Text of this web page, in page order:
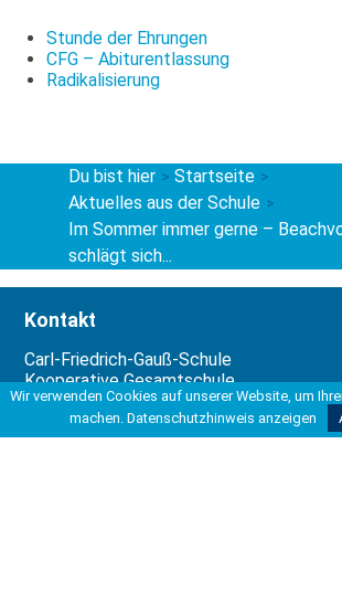
Stunde der Ehrungen
CFG – Abiturentlassung
Radikalisierung
Du bist hier > Startseite >
Aktuelles aus der Schule >
Im Sommer immer gerne –
schlägt sich...
Kontakt
Carl-Friedrich-Gauß-Schule
Kooperative Gesamtschule
Hohe Bünte 4
30966 Hemmingen
Wir verwenden Cookies auf unserer Website, um
machen. Datenschutzhinweis anzeigen